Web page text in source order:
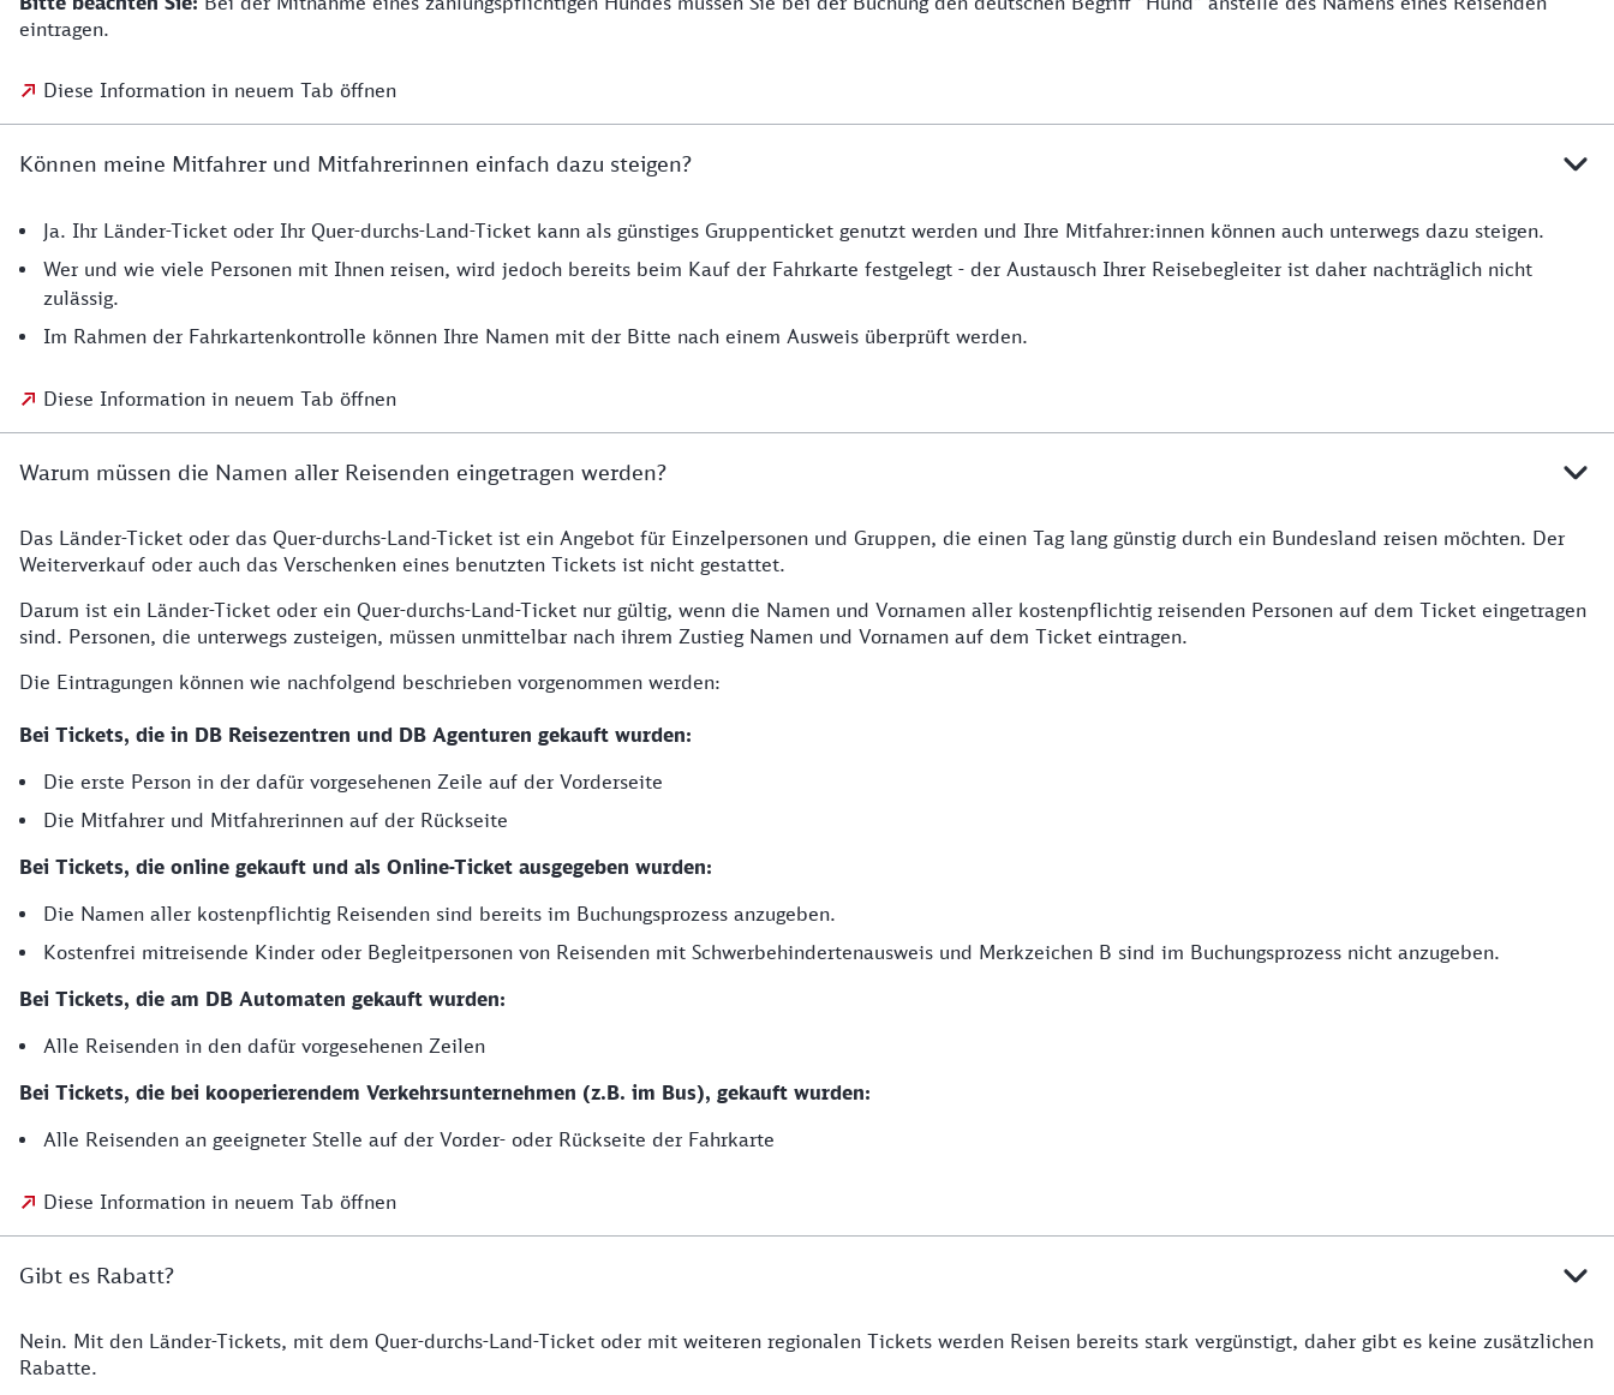
eintragen.
Diese Information in neuem Tab öffnen
Können meine Mitfahrer und Mitfahrerinnen einfach dazu steigen?
Ja. Ihr Länder-Ticket oder Ihr Quer-durchs-Land-Ticket kann als günstiges Gruppenticket genutzt werden und Ihre Mitfahrer:innen können auch unterwegs dazu steigen.
Wer und wie viele Personen mit Ihnen reisen, wird jedoch bereits beim Kauf der Fahrkarte festgelegt - der Austausch Ihrer Reisebegleiter ist daher nachträglich nicht
zulässig.
Im Rahmen der Fahrkartenkontrolle können Ihre Namen mit der Bitte nach einem Ausweis überprüft werden.
Diese Information in neuem Tab öffnen
Warum müssen die Namen aller Reisenden eingetragen werden?
Das Länder-Ticket oder das Quer-durchs-Land-Ticket ist ein Angebot für Einzelpersonen und Gruppen, die einen Tag lang günstig durch ein Bundesland reisen möchten. Der
Weiterverkauf oder auch das Verschenken eines benutzten Tickets ist nicht gestattet.
Darum ist ein Länder-Ticket oder ein Quer-durchs-Land-Ticket nur gültig, wenn die Namen und Vornamen aller kostenpflichtig reisenden Personen auf dem Ticket eingetragen
sind. Personen, die unterwegs zusteigen, müssen unmittelbar nach ihrem Zustieg Namen und Vornamen auf dem Ticket eintragen.
Die Eintragungen können wie nachfolgend beschrieben vorgenommen werden:
Bei Tickets, die in DB Reisezentren und DB Agenturen gekauft wurden:
Die erste Person in der dafür vorgesehenen Zeile auf der Vorderseite
Die Mitfahrer und Mitfahrerinnen auf der Rückseite
Bei Tickets, die online gekauft und als Online-Ticket ausgegeben wurden:
Die Namen aller kostenpflichtig Reisenden sind bereits im Buchungsprozess anzugeben.
Kostenfrei mitreisende Kinder oder Begleitpersonen von Reisenden mit Schwerbehindertenausweis und Merkzeichen B sind im Buchungsprozess nicht anzugeben.
Bei Tickets, die am DB Automaten gekauft wurden:
Alle Reisenden in den dafür vorgesehenen Zeilen
Bei Tickets, die bei kooperierendem Verkehrsunternehmen (z.B. im Bus), gekauft wurden:
Alle Reisenden an geeigneter Stelle auf der Vorder- oder Rückseite der Fahrkarte
Diese Information in neuem Tab öffnen
Gibt es Rabatt?
Nein. Mit den Länder-Tickets, mit dem Quer-durchs-Land-Ticket oder mit weiteren regionalen Tickets werden Reisen bereits stark vergünstigt, daher gibt es keine zusätzlichen
Rabatte.